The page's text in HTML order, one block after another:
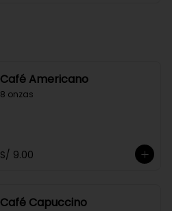
Café Americano
8 onzas
S/ 9.00
Café Capuccino